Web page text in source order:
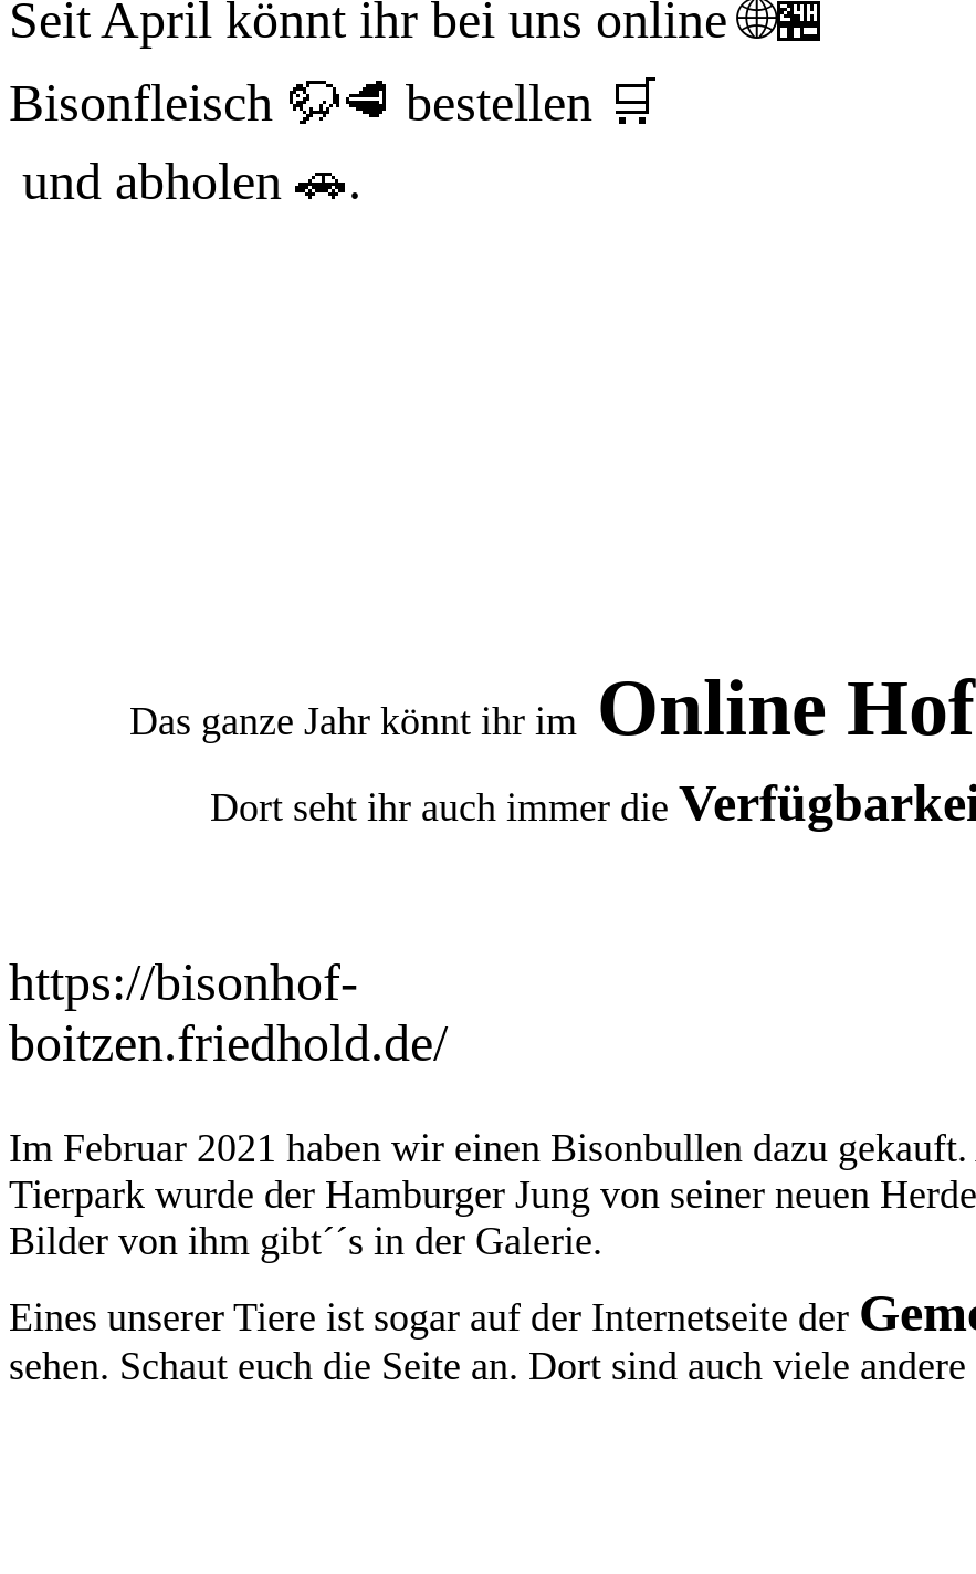
Seit April könnt ihr bei uns online 🌐🏪
Bisonfleisch 🦬🥩 bestellen 🛒
und abholen 🚗.
Das ganze Jahr könnt ihr imOnline
Dort seht ihr auch immer die
https://bisonhof-
boitzen.friedhold.de/
Im Februar 2021 haben wir einen Bisonbullen dazu
Tierpark wurde der Hamburger Jung von seiner neuen
Bilder von ihm gibt´´s in der Galerie.
Eines unserer Tiere ist sogar auf der Internetseite der
sehen. Schaut euch die Seite an. Dort sind auch viele